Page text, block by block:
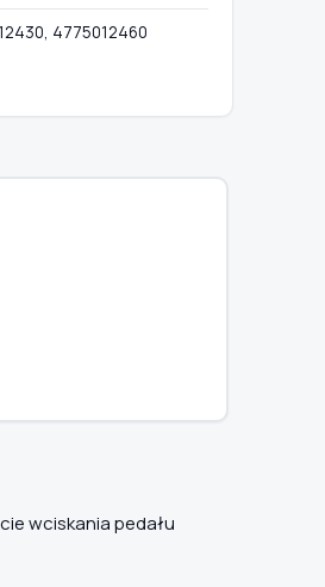
4775012460
wciskania pedału